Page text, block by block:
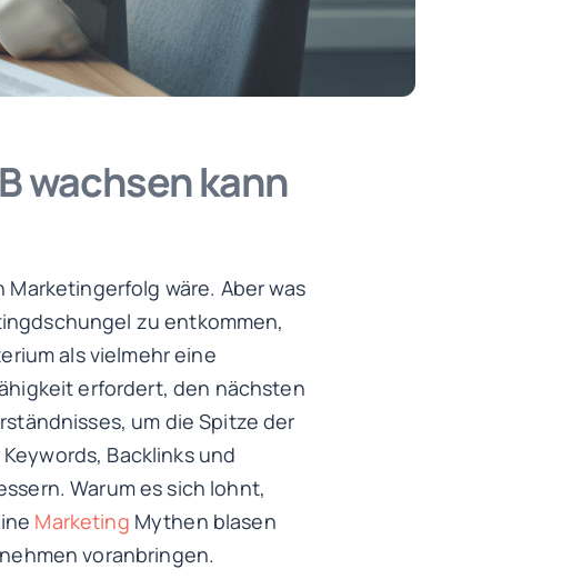
wachsen kann
wäre. Aber was
zu entkommen,
als vielmehr eine
erfordert, den nächsten
um die Spitze der
Backlinks und
Warum es sich lohnt,
Marketing Mythen blasen
voranbringen.